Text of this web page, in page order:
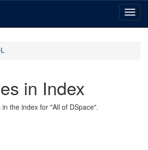
in Index
the index for "All of DSpace".